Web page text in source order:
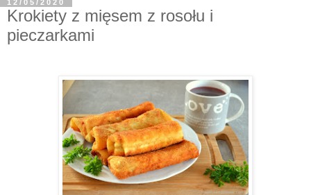
12/05/2020
Krokiety z mięsem z rosołu i
pieczarkami